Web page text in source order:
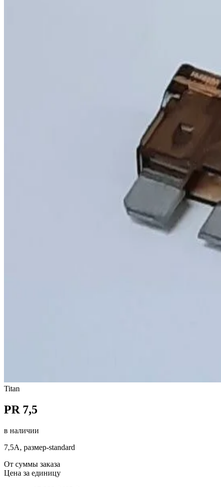
Titan
PR 7,5
в наличии
7,5А, размер-standard
От суммы заказа
Цена за единицу